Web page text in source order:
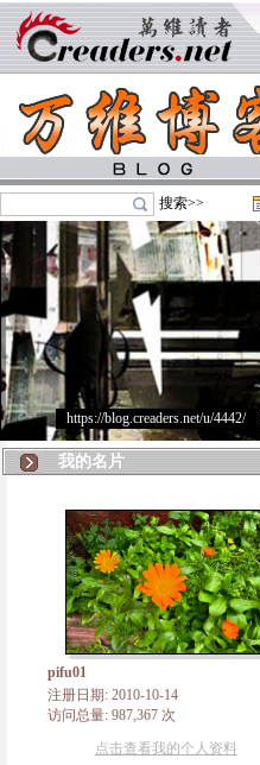
搜索>>
https://blog.creaders.net/u/4442/>
我的名片
pifu01
注册日期: 2010-10-14
访问总量: 987,367 次
点击查看我的个人资料